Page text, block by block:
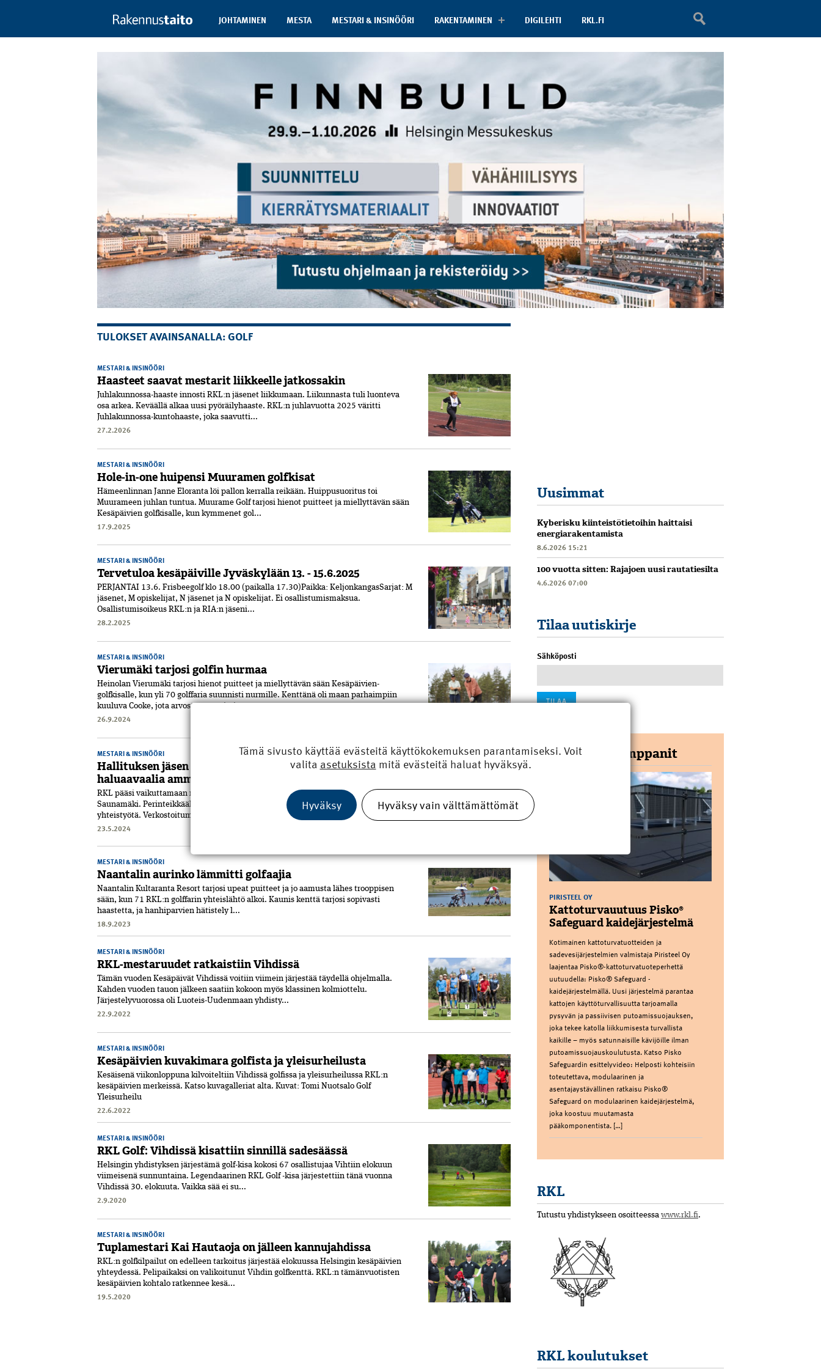
JOHTAMINEN MESTA MESTARI & INSINÖÖRI RAKENTAMINEN DIGILEHTI RKL.FI
TULOKSET AVAINSANALLA: GOLF
MESTARI & INSINÖÖRI
Haasteet saavat mestarit liikkeelle jatkossakin
Juhlakunnossa-haaste innosti RKL:n jäsenet liikkumaan. Liikunnasta tuli luonteva
osa arkea. Keväällä alkaa uusi pyöräilyhaaste. RKL:n juhlavuotta 2025 väritti
Juhlakunnossa-kuntohaaste, joka saavutti...
27.2.2026
MESTARI & INSINÖÖRI
Hole-in-one huipensi Muuramen golfkisat
Hämeenlinnan Janne Eloranta löi pallon kerralla reikään. Huippusuoritus toi
Muurameen juhlan tuntua. Muurame Golf tarjosi hienot puitteet ja miellyttävän sään
Kesäpäivien golfkisalle, kun kymmenet gol...
17.9.2025
MESTARI & INSINÖÖRI
Tervetuloa kesäpäiville Jyväskylään 13. - 15.6.2025
PERJANTAI 13.6. Frisbeegolf klo 18.00 (paikalla 17.30)Paikka: KeljonkangasSarjat: M
jäsenet, M opiskelijat, N jäsenet ja N opiskelijat. Ei osallistumis­maksua.
Osallistumisoikeus RKL:n ja RIA:n jäseni...
28.2.2025
MESTARI & INSINÖÖRI
Vierumäki tarjosi golfin hurmaa
Heinolan Vierumäki tarjosi­ hienot puitteet ja miellyttävän sään Kesäpäivien­
golfkisalle, kun yli 70 golffaria suunnisti nurmille. Kenttänä oli maan parhaimpiin
kuuluva Cooke, jota arvostetaan erityi...
26.9.2024
MESTARI & INSINÖÖRI
Hallituksen jäsen esittelyssä: Jouni Saunamäki
haluaavaalia ammattiylpeyttä
RKL pääsi vaikuttamaan rakentamislakiin hyvin, arvioi liittohallituksen jäsen Jouni
Saunamäki. Perinteikkäällä järjestöllä on vaikutusvaltaa, kun se osaa tehdä
yhteistyötä. Verkostoituminen on hyödytt...
23.5.2024
MESTARI & INSINÖÖRI
Naantalin aurinko lämmitti golfaajia
Naantalin Kultaranta Resort tarjosi upeat puitteet ja jo aamusta lähes trooppisen
sään, kun 71 RKL:n golffarin yhteislähtö alkoi. Kaunis kenttä tarjosi sopivasti
haastetta, ja hanhiparvien hätistely l...
18.9.2023
MESTARI & INSINÖÖRI
RKL-mestaruudet ratkaistiin Vihdissä
Tämän vuoden Kesäpäivät Vihdissä voitiin viimein järjestää täydellä ohjelmalla.
Kahden vuoden tauon jälkeen saatiin kokoon myös klassinen kolmiottelu.
Järjestelyvuorossa oli Luoteis-­Uudenmaan yhdisty...
22.9.2022
MESTARI & INSINÖÖRI
Kesäpäivien kuvakimara golfista ja yleisurheilusta
Kesäisenä viikonloppuna kilvoiteltiin Vihdissä golfissa ja yleisurheilussa RKL:n
kesäpäivien merkeissä. Katso kuvagalleriat alta. Kuvat: Tomi Nuotsalo Golf
Yleisurheilu
22.6.2022
MESTARI & INSINÖÖRI
RKL Golf: Vihdissä kisattiin sinnillä sadesäässä
Helsingin yhdistyksen järjestämä golf-kisa kokosi 67 osallistujaa Vihtiin elokuun
viimeisenä sunnuntaina. Legendaarinen RKL Golf -kisa järjestettiin tänä vuonna
Vihdissä 30. elokuuta. Vaikka sää ei su...
2.9.2020
MESTARI & INSINÖÖRI
Tuplamestari Kai Hautaoja on jälleen kannujahdissa
RKL:n golfkilpailut on edelleen tarkoitus järjestää elokuussa Helsingin kesäpäivien
yhteydessä. Peli­paikaksi on valikoitunut Vihdin golfkenttä. RKL:n tämänvuotisten
kesäpäivien kohtalo ratkennee kesä...
19.5.2020
Uusimmat
Kyberisku kiinteistötietoihin haittaisi
energiarakentamista
8.6.2026 15:21
100 vuotta sitten: Rajajoen uusi rautatiesilta
4.6.2026 07:00
Tilaa uutiskirje
Sähköposti
Yhteistyökumppanit
PIRISTEEL OY
Kattoturvauutuus Pisko®
Safeguard kaidejärjestelmä
Kotimainen kattoturvatuotteiden ja
sadevesijärjestelmien valmistaja Piristeel Oy
laajentaa Pisko®-kattoturvatuoteperhettä
uutuudella: Pisko® Safeguard -
kaidejärjestelmällä. Uusi järjestelmä parantaa
kattojen käyttöturvallisuutta tarjoamalla
pysyvän ja passiivisen putoamissuojauksen,
joka tekee katolla liikkumisesta turvallista
kaikille – myös satunnaisille kävijöille ilman
putoamissuojauskoulutusta. Katso Pisko
Safeguardin esittelyvideo: Helposti kohteisiin
toteutettava, modulaarinen ja
asentajaystävällinen ratkaisu Pisko®
Safeguard on modulaarinen kaidejärjestelmä,
joka koostuu muutamasta
pääkomponentista. […]
RKL
Tutustu yhdistykseen osoitteessa www.rkl.fi.
RKL koulutukset
Tämä sivusto käyttää evästeitä käyttökokemuksen parantamiseksi. Voit
valita asetuksista mitä evästeitä haluat hyväksyä.
Hyväksy Hyväksy vain välttämättömät